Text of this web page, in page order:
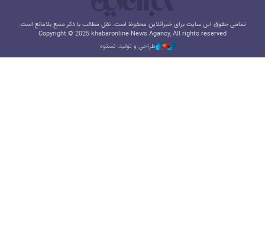
تمامی حقوق این سایت برای خبرآنلاین محفوظ است. نقل مطالب با ذکر منبع بلامانع است.
Copyright © 2025 khabaronline News Agancy, All rights reserved
طراحی و تولید: نستوه